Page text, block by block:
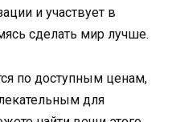
и участвует в
сделать мир лучше.
по доступным ценам,
для